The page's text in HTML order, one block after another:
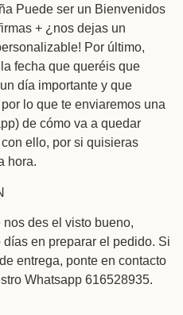
Puede ser un Bienvenidos
+ ¿nos dejas un
Por último,
fecha que queréis que
día importante y que
lo que te enviaremos una
de cómo va a quedar
ello, por si quisieras
hora.
des el visto bueno,
en preparar el pedido. Si
entrega, ponte en contacto
Whatsapp 616528935.